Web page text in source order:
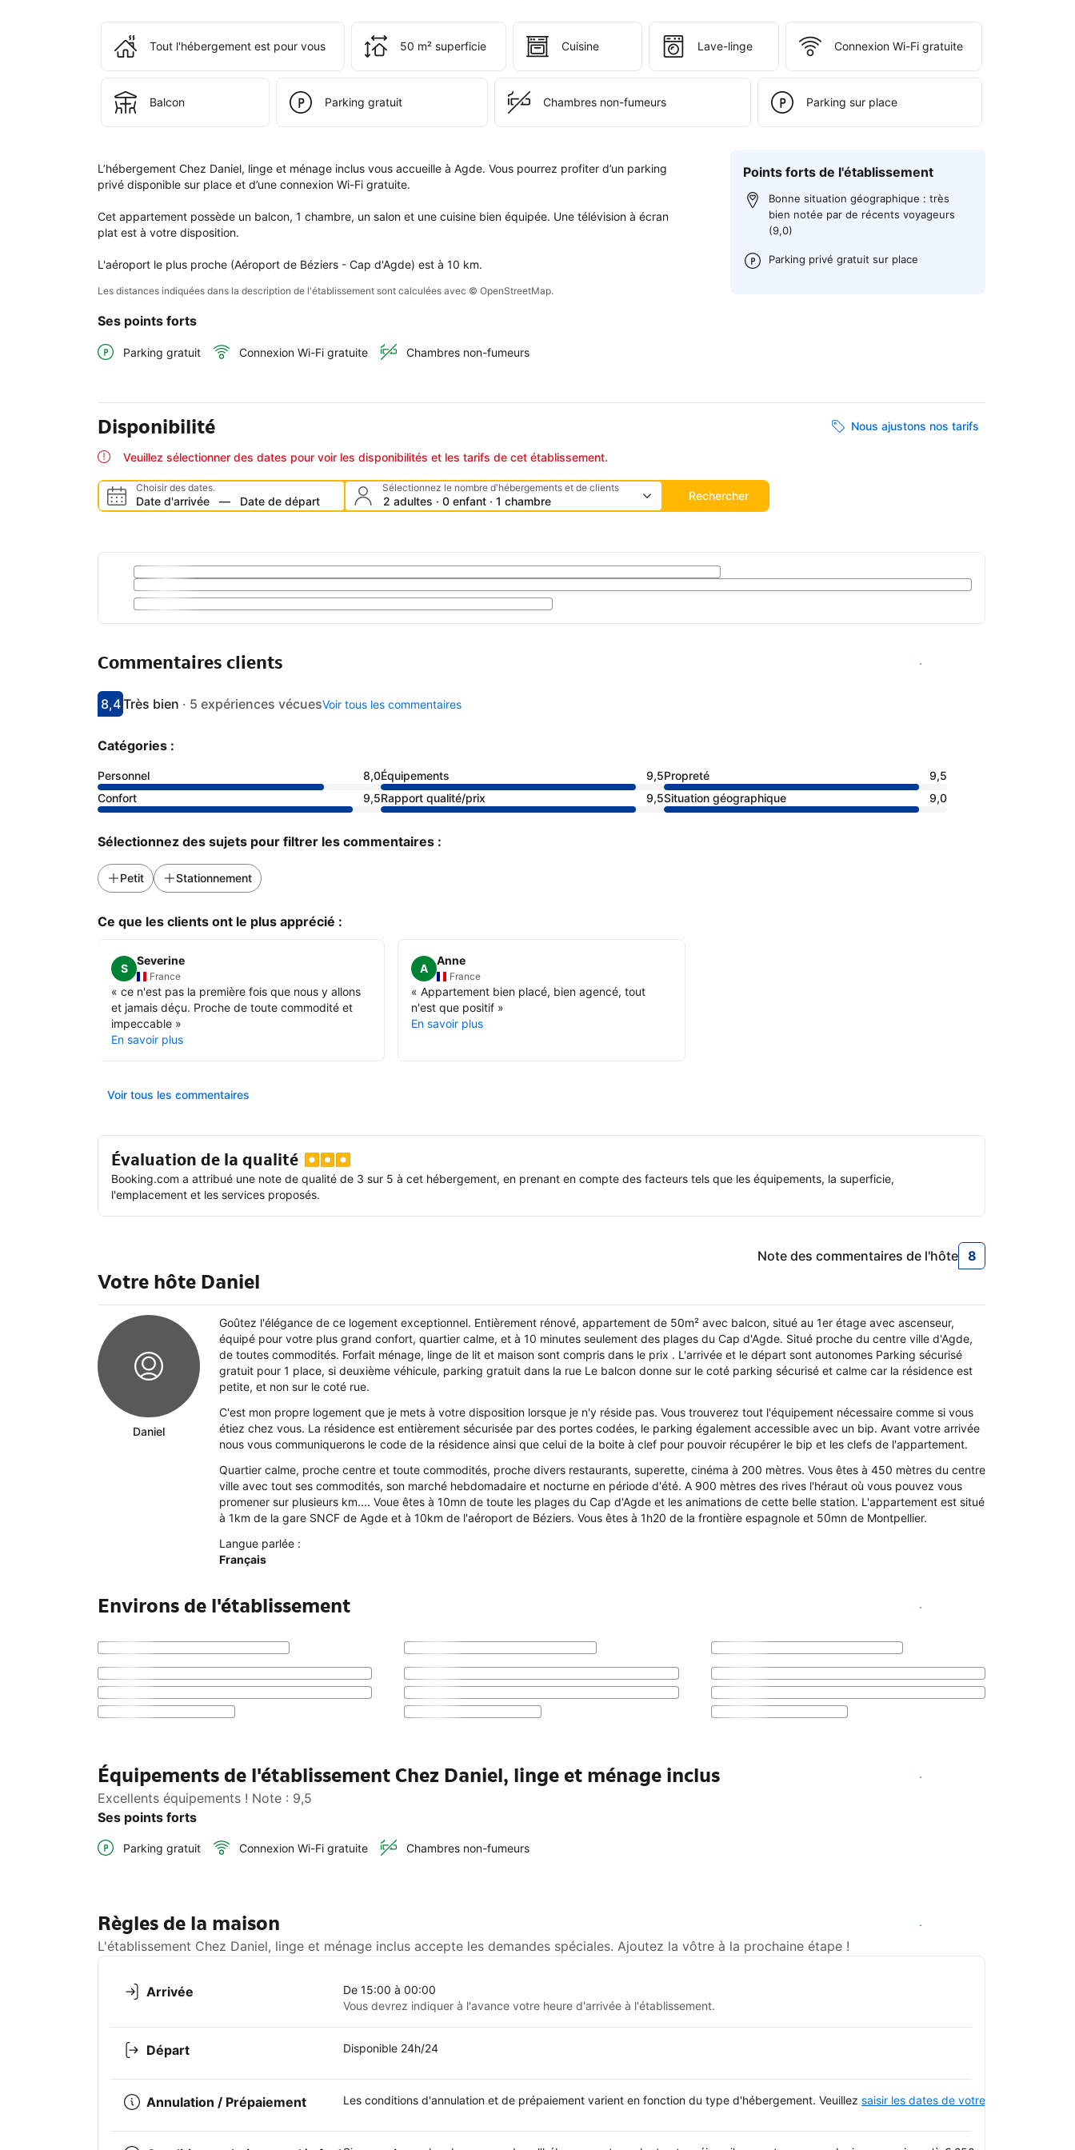
Chez
linge
et
ménage
inclus.
Tout l'hébergement est pour vous 50 m² superficie Cuisine Lave-linge Connexion Wi-Fi gratuite
Balcon Parking gratuit Chambres non-fumeurs Parking sur place
L’hébergement Chez Daniel, linge et ménage inclus vous accueille à Agde. Vous pourrez profiter d’un parking
privé disponible sur place et d’une connexion Wi-Fi gratuite.
Cet appartement possède un balcon, 1 chambre, un salon et une cuisine bien équipée. Une télévision à écran
plat est à votre disposition.
L'aéroport le plus proche (Aéroport de Béziers - Cap d'Agde) est à 10 km.
Les distances indiquées dans la description de l'établissement sont calculées avec © OpenStreetMap.
Ses points forts
Parking gratuit Connexion Wi-Fi gratuite Chambres non-fumeurs
Points forts de l'établissement
Bonne situation géographique : très
bien notée par de récents voyageurs
(9,0)
Parking privé gratuit sur place
Disponibilité Nous ajustons nos tarifs
Veuillez sélectionner des dates pour voir les disponibilités et les tarifs de cet établissement.
Choisir des dates.
Date d'arrivée — Date de départ
Sélectionnez le nombre d'hébergements et de clients
2 adultes · 0 enfant · 1 chambre Rechercher
Commentaires clients Voir les disponibilités
Avec une note de 8.4
8,4
très bienTrès bien · 5 expériences vécuesVoir tous les commentaires
Catégories :
Personnel 8,0Équipements 9,5Propreté
9,5
Confort
9,5Rapport qualité/prix 9,5Situation géographique 9,0
Sélectionnez des sujets pour filtrer les commentaires :
Petit Stationnement
Ce que les clients ont le plus apprécié :
S
Severine
France
« ce n'est pas la première fois que nous y allons
et jamais déçu. Proche de toute commodité et
impeccable »
En savoir plus
A
Anne
France
«Appartement bien placé, bien agencé, tout
n'est que positif »
En savoir plus
Voir tous les commentaires
Évaluation de la qualité
Booking.com a attribué une note de qualité de 3 sur 5 à cet hébergement, en prenant en compte des facteurs tels que les équipements, la superficie,
l'emplacement et les services proposés.
Votre hôte Daniel
8
8 Note des
Note des commentaires de l'hôte
Daniel
Goûtez l'élégance de ce logement exceptionnel. Entièrement rénové, appartement de 50m² avec balcon, situé au 1er étage avec ascenseur,
équipé pour votre plus grand confort, quartier calme, et à 10 minutes seulement des plages du Cap d'Agde. Situé proche du centre ville d'Agde,
de toutes commodités. Forfait ménage, linge de lit et maison sont compris dans le prix . L'arrivée et le départ sont autonomes Parking sécurisé
gratuit pour 1 place, si deuxième véhicule, parking gratuit dans la rue Le balcon donne sur le coté parking sécurisé et calme car la résidence est
petite, et non sur le coté rue.
C'est mon propre logement que je mets à votre disposition lorsque je n'y réside pas. Vous trouverez tout l'équipement nécessaire comme si vous
étiez chez vous. La résidence est entièrement sécurisée par des portes codées, le parking également accessible avec un bip. Avant votre arrivée
nous vous communiquerons le code de la résidence ainsi que celui de la boite à clef pour pouvoir récupérer le bip et les clefs de l'appartement.
Quartier calme, proche centre et toute commodités, proche divers restaurants, superette, cinéma à 200 mètres. Vous êtes à 450 mètres du centre
ville avec tout ses commodités, son marché hebdomadaire et nocturne en période d'été. A 900 mètres des rives l'héraut où vous pouvez vous
promener sur plusieurs km.... Voue êtes à 10mn de toute les plages du Cap d'Agde et les animations de cette belle station. L'appartement est situé
à 1km de la gare SNCF de Agde et à 10km de l'aéroport de Béziers. Vous êtes à 1h20 de la frontière espagnole et 50mn de Montpellier.
Langue parlée :
Français
Environs de l'établissement Voir les disponibilités
Équipements de l'établissement Chez Daniel, linge et ménage inclus
Excellents équipements ! Note : 9,5
Voir les disponibilités
Ses points forts
Parking gratuit Connexion Wi-Fi gratuite Chambres non-fumeurs
Règles de la maison
L'établissement Chez Daniel, linge et ménage inclus accepte les demandes spéciales. Ajoutez la vôtre à la prochaine étape !
Voir les disponibilités
Arrivée
De 15:00 à 00:00
Vous devrez indiquer à l'avance votre heure d'arrivée à l'établissement.
Départ Disponible 24h/24
Annulation / Prépaiement Les conditions d'annulation et de prépaiement varient en fonction du type d'hébergement. Veuillez saisir les dates de votre séjour